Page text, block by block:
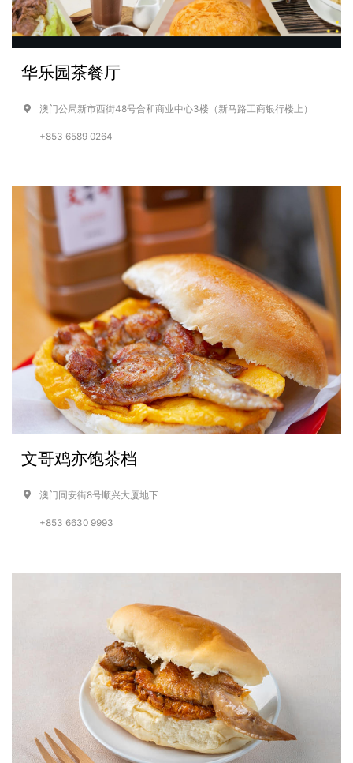
华乐园茶餐厅
澳门公局新市西街48号合和商业中心3楼（新马路工商银行楼上）
+853 6589 0264
文哥鸡亦饱茶档
澳门同安街8号顺兴大厦地下
+853 6630 9993